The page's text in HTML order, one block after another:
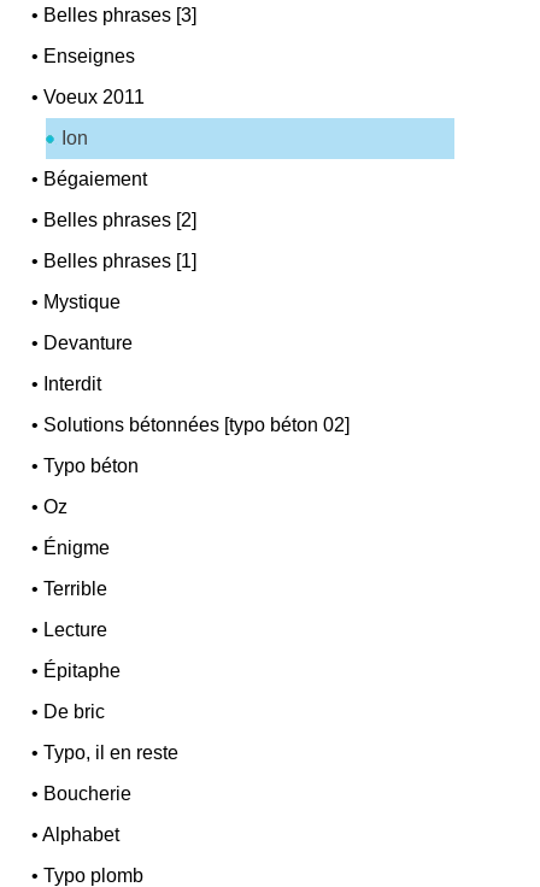
• Belles phrases [3]
• Enseignes
•Voeux 2011
Ion
• Bégaiement
• Belles phrases [2]
• Belles phrases [1]
• Mystique
• Devanture
• Interdit
• Solutions bétonnées [typo béton 02]
•Typo béton
•Oz
• Énigme
•Terrible
• Lecture
• Épitaphe
• De bric
•Typo, il en reste
• Boucherie
•Alphabet
•Typo plomb